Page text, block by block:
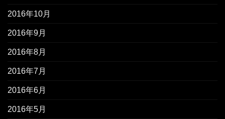
2016年10月
2016年9月
2016年8月
2016年7月
2016年6月
2016年5月